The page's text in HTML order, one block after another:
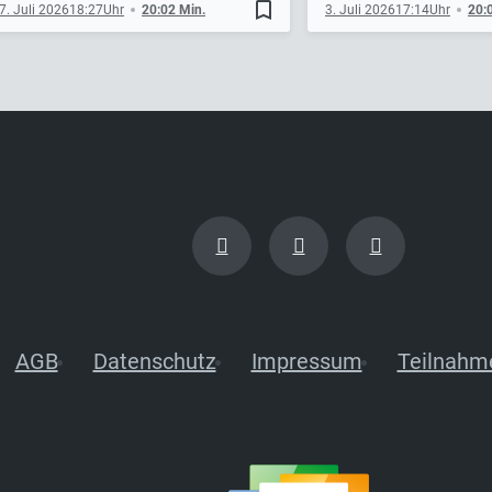
Juli 202618:27 20:02 Min. bookmark_border 3. Juli 202617:14
AGB Datenschutz Impressum